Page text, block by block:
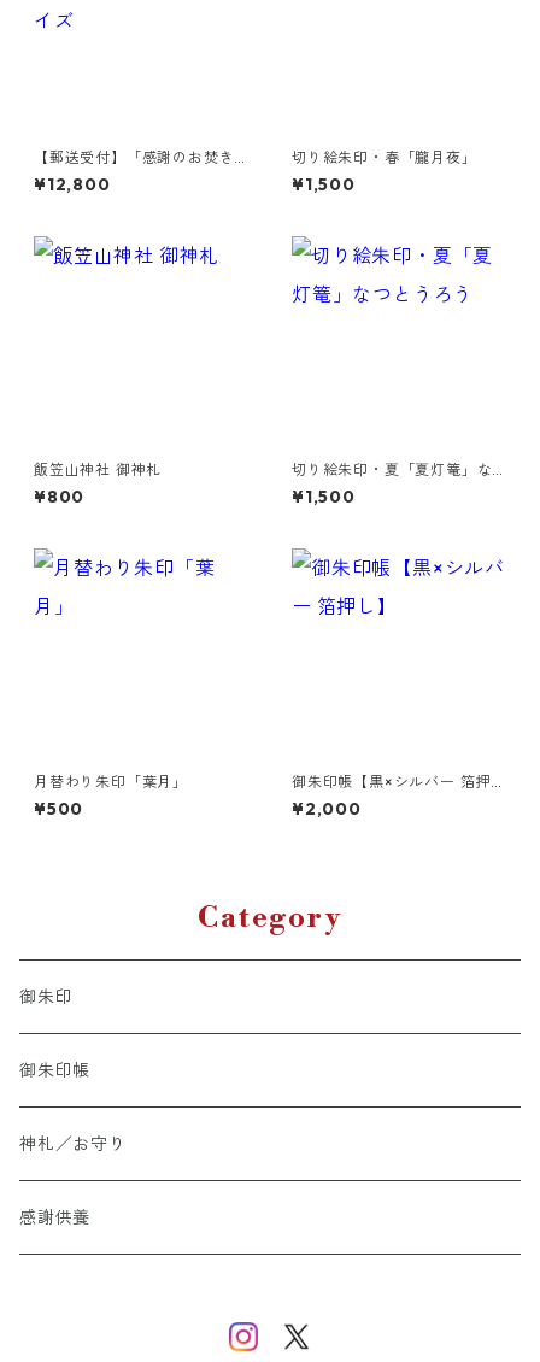
【郵送受付】「感謝のお焚き
上げ」120サイズ
¥12,800
切り絵朱印・春「朧月夜」
¥1,500
飯笠山神社 御神札
¥800
切り絵朱印・夏「夏灯篭」な
つとうろう
¥1,500
月替わり朱印「葉月」
¥500
御朱印帳【黒×シルバー 箔押
し】
¥2,000
Category
御朱印
御朱印帳
神札／お守り
感謝供養